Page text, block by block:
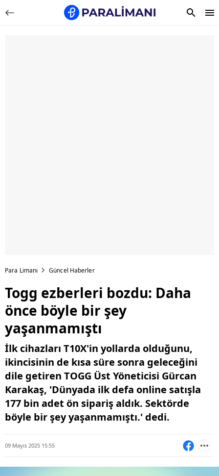
Para Limanı Güncel Haberler
Togg ezberleri bozdu: Daha
önce böyle bir şey
yaşanmamıştı
İlk cihazları T10X'in yollarda olduğunu,
ikincisinin de kısa süre sonra geleceğini
dile getiren TOGG Üst Yöneticisi Gürcan
Karakaş, 'Dünyada ilk defa online satışla
177 bin adet ön sipariş aldık. Sektörde
böyle bir şey yaşanmamıştı.' dedi.
09 Mayıs 2025 15:55